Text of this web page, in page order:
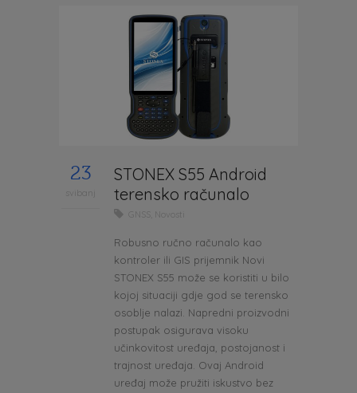
23
svibanj
STONEX S55 Android
terensko računalo
Novosti
Robusno ručno računalo kao
kontroler ili GIS prijemnik Novi
STONEX S55 može se koristiti u bilo
kojoj situaciji gdje god se terensko
osoblje nalazi. Napredni proizvodni
postupak osigurava visoku
učinkovitost uređaja, postojanost i
trajnost uređaja. Ovaj Android
uređaj može pružiti iskustvo bez